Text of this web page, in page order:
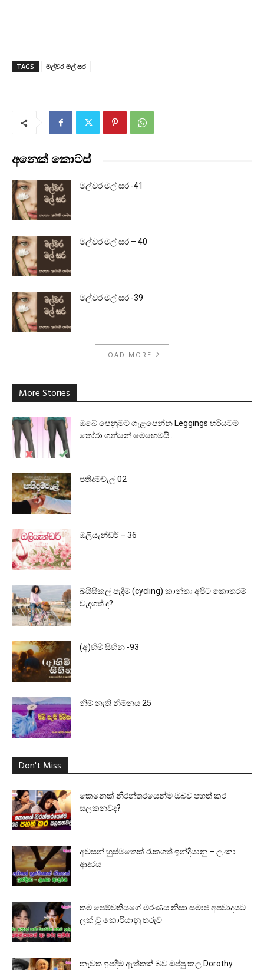
TAGS මල්වර මල් සර
අනෙක් කොටස්
මල්වර මල් සර -41
මල්වර මල් සර – 40
මල්වර මල් සර -39
LOAD MORE
More Stories
ඔබේ පෙනුමට ගැළපෙන්න Leggings හරියටම
තෝරා ගන්නේ මෙහෙමයි..
පතිදම්වැල් 02
ඔලියැන්ඩර් – 36
බයිසිකල් පැදීම (cycling) කාන්තා අපිට කොතරම්
වැදගත් ද?
(අ)හිමි සිහින -93
නිම් නැති නිම්නය 25
Don't Miss
කෙනෙක් නිරන්තරයෙන්ම ඔබව පහත් කර
සලකනවද?
අවසන් හුස්මතෙක් රැකගත් ඉන්දියානු – ලංකා
ආදරය
තම පෙම්වතියගේ මරණය නිසා සමාජ අපවාදයට
ලක් වූ කොරියානු තරුව
නැවත ඉපදීම ඇත්තක් බව ඔප්පු කල Dorothy